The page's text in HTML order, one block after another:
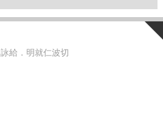
詠給．明就仁波切